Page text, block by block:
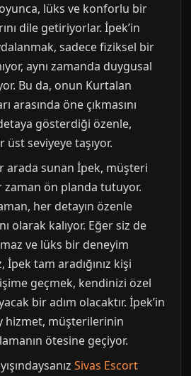
lüks ve konforlu bir
dile getiriyorlar. İpek’in
sadece fiziksel bir
aynı zamanda duygusal
Bu da, onun Kurtalan
arasında öne çıkmasını
gösterdiği özenle,
seviyeye taşıyor.
arada sunan İpek, müşteri
ön planda tutuyor.
her detayın özenle
olarak kalıyor. Eğer siz de
ve lüks bir deneyim
tam aradığınız kişi
geçmek, kendinizi özel
bir adım olacaktır. İpek’in
hizmet, müşterilerinin
ötesine geçiyor.
Sivas Escort